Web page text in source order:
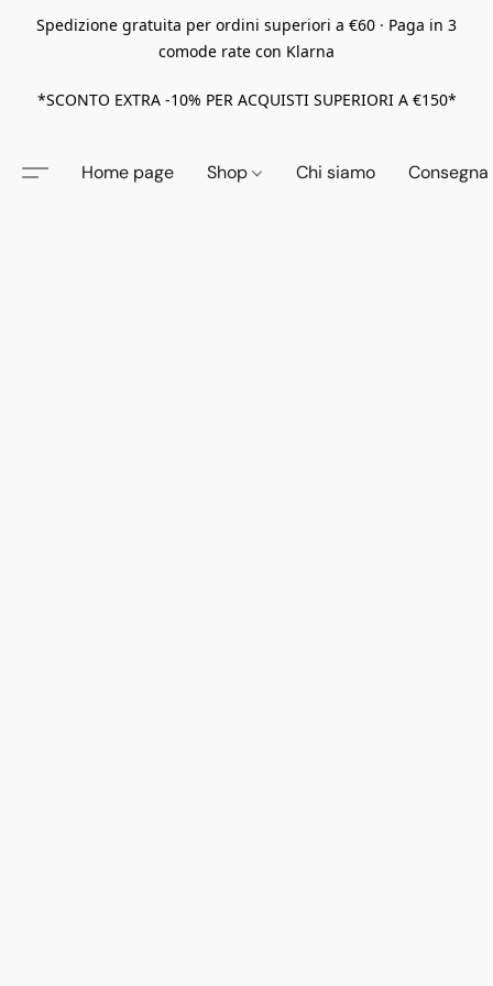
Spedizione gratuita per ordini superiori a €60 · Paga in 3
comode rate con Klarna
*SCONTO EXTRA -10% PER ACQUISTI SUPERIORI A €150*
Home page Shop Chi siamo Consegna